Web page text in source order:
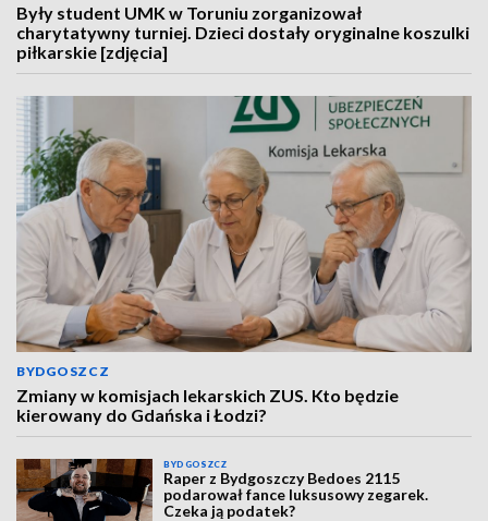
Były student UMK w Toruniu zorganizował
charytatywny turniej. Dzieci dostały oryginalne koszulki
piłkarskie [zdjęcia]
BYDGOSZCZ
Zmiany w komisjach lekarskich ZUS. Kto będzie
kierowany do Gdańska i Łodzi?
BYDGOSZCZ
Raper z Bydgoszczy Bedoes 2115
podarował fance luksusowy zegarek.
Czeka ją podatek?